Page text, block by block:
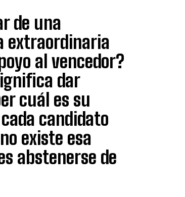
de una
extraordinaria
al vencedor?
dar
cuál es su
candidato
existe esa
abstenerse de